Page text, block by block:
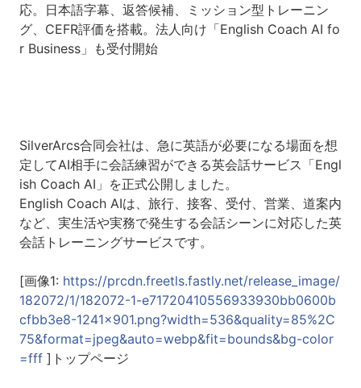
応。日本語字幕、返答候補、ミッション型トレーニン
グ、CEFR評価を搭載。法人向け「English Coach AI fo
r Business」も受付開始
SilverArcs合同会社は、急に英語が必要になる場面を想
定してAI相手に会話練習ができる英会話サービス「Engl
ish Coach AI」を正式公開しました。
English Coach AIは、旅行、接客、受付、営業、道案内
など、実生活や実務で発生する会話シーンに対応した英
会話トレーニングサービスです。
[画像1: https://prcdn.freetls.fastly.net/release_image/
182072/1/182072-1-e71720410556933930bb0600b
cfbb3e8-1241x901.png?width=536&quality=85%2C
75&format=jpeg&auto=webp&fit=bounds&bg-color
=fff]トップページ